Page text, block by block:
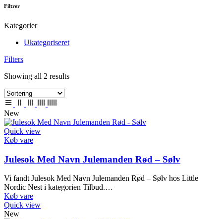
Filtrer
Kategorier
Ukategoriseret
Filters
Showing all 2 results
New
Quick view
Køb vare
Julesok Med Navn Julemanden Rød – Sølv
Vi fandt Julesok Med Navn Julemanden Rød – Sølv hos Little
Nordic Nest i kategorien Tilbud.…
Køb vare
Quick view
New